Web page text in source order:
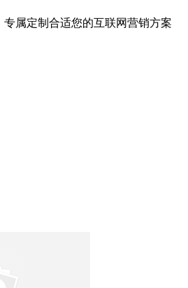
专属定制合适您的互联网营销方案